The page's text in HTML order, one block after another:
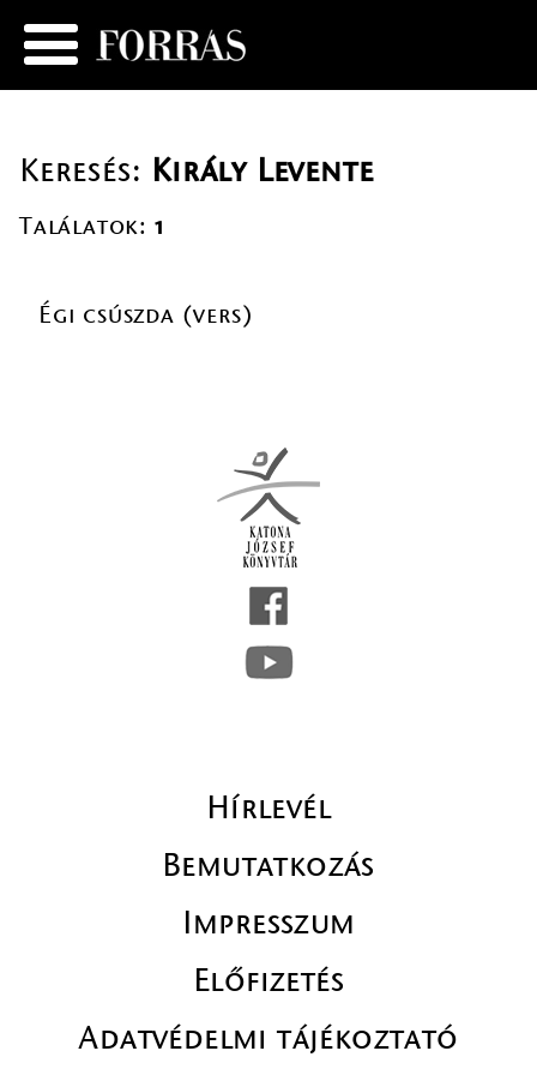
Keresés: Király Levente
Találatok: 1
Égi csúszda (vers)
Hírlevél
Bemutatkozás
Impresszum
Előfizetés
Adatvédelmi tájékoztató